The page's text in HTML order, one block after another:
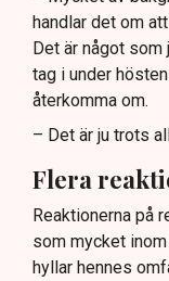
handlar det om
Det är något
tag i under
återkomma om.
– Det är ju trots
Flera
Reaktionerna på
som mycket
hyllar hennes